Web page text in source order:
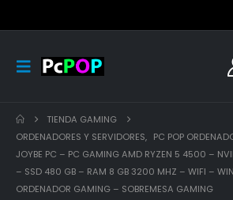
TIENDA GAMING
ORDENADORES Y SERVIDORES, PC POP
JOYBE PC – PC GAMING AMD RYZEN 5 4500 –
– SSD 480 GB – RAM 8 GB 3200 MHZ – WIFI –
ORDENADOR GAMING – SOBREMESA GAMING